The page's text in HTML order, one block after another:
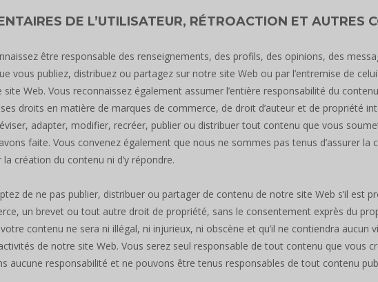
DE L’UTILISATEUR, RÉTROACTION ET AUTRES
être responsable des renseignements, des profils, des opinions, des
vous publiez, distribuez ou partagez sur notre site Web ou par l’entremise de
site Web. Vous reconnaissez également assumer l’entière responsabilité du
droits en matière de marques de commerce, de droit d’auteur et de propriété
adapter, modifier, recréer, publier ou distribuer tout contenu que vous
faite. Vous convenez également que nous ne sommes pas tenus d’assurer la
la création du contenu ni d’y répondre.
de ne pas publier, distribuer ou partager de contenu de notre site Web s’il est
un brevet ou tout autre droit de propriété, sans le consentement exprès du
contenu ne sera ni illégal, ni injurieux, ni obscène et qu’il ne contiendra aucun
de notre site Web. Vous serez seul responsable de tout contenu que vous
aucune responsabilité et ne pouvons être tenus responsables de tout contenu